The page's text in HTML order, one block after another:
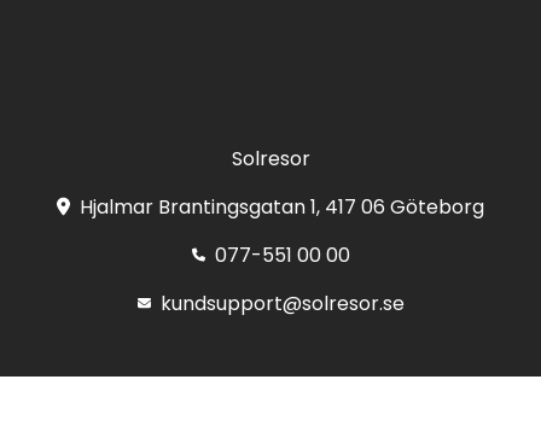
Solresor
Hjalmar Brantingsgatan 1, 417 06 Göteborg
077-551 00 00
kundsupport@solresor.se